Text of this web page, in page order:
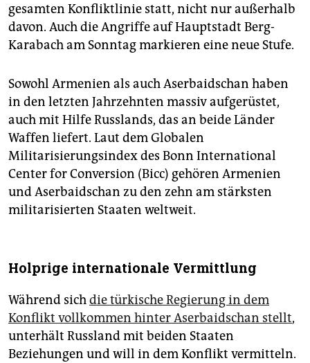
gesamten Konfliktlinie statt, nicht nur außerhalb
davon. Auch die Angriffe auf Hauptstadt Berg-
Karabach am Sonntag markieren eine neue Stufe.
Sowohl Armenien als auch Aserbaidschan haben
in den letzten Jahrzehnten massiv aufgerüstet,
auch mit Hilfe Russlands, das an beide Länder
Waffen liefert. Laut dem Globalen
Militarisierungsindex des Bonn International
Center for Conversion (Bicc) gehören Armenien
und Aserbaidschan zu den zehn am stärksten
militarisierten Staaten weltweit.
Holprige internationale Vermittlung
Während sichdie türkische Regierung in dem
Konflikt vollkommen hinter Aserbaidschan stellt,
unterhält Russland mit beiden Staaten
Beziehungen und will in dem Konflikt vermitteln.